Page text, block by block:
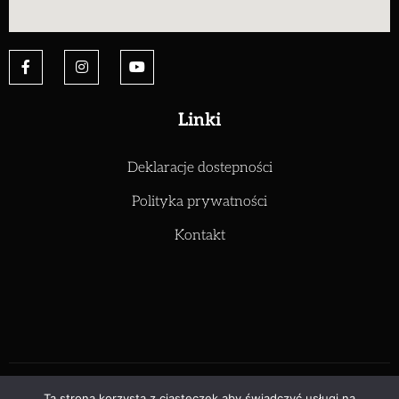
Linki
Deklaracje dostepności
Polityka prywatności
Kontakt
Zespół Szkół Elektryczno Mechanicznych – Sankofa